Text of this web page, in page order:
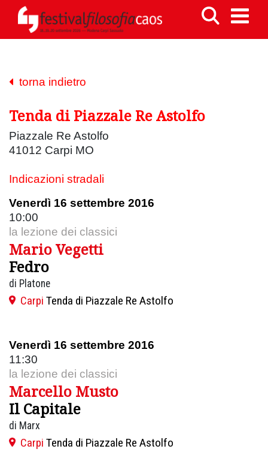
torna indietro
Tenda di Piazzale Re Astolfo
Piazzale Re Astolfo
41012 Carpi MO
Indicazioni stradali
Venerdì 16 settembre 2016
10:00
la lezione dei classici
Mario Vegetti
Fedro
di Platone
Carpi Tenda di Piazzale Re Astolfo
Venerdì 16 settembre 2016
11:30
la lezione dei classici
Marcello Musto
Il Capitale
di Marx
Carpi Tenda di Piazzale Re Astolfo